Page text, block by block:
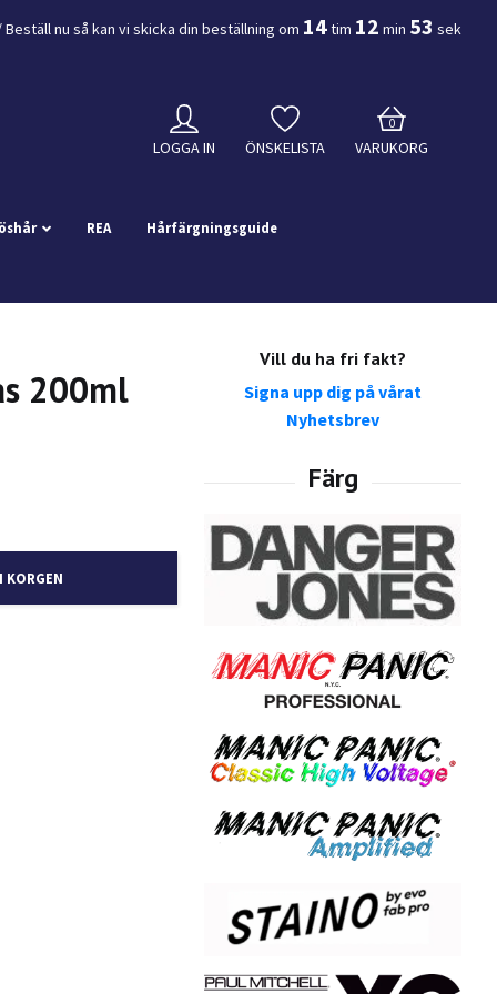
nu så kan vi skicka din beställning om 14tim 12 min 52 sek
LOGGA IN ÖNSKELISTA
0
VARUKORG
REA Hårfärgningsguide
Vill du ha fri fakt?
Signa upp dig på vårat
Nyhetsbrev
200ml
KORGEN